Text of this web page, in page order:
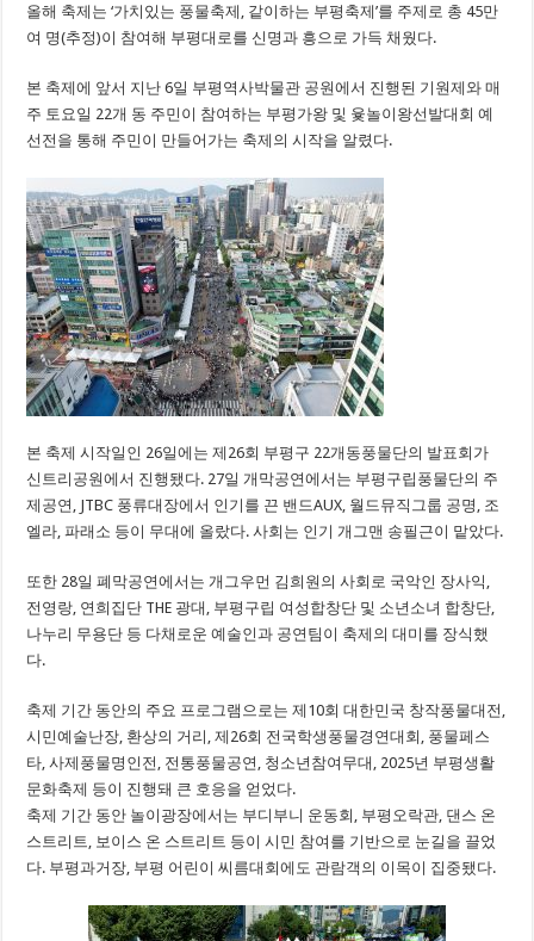
올해 축제는 ‘가치있는 풍물축제, 같이하는 부평축제’를 주제로 총 45만
여 명(추정)이 참여해 부평대로를 신명과 흥으로 가득 채웠다.
본 축제에 앞서 지난 6일 부평역사박물관 공원에서 진행된 기원제와 매
주 토요일 22개 동 주민이 참여하는 부평가왕 및 윷놀이왕선발대회 예
선전을 통해 주민이 만들어가는 축제의 시작을 알렸다.
본 축제 시작일인 26일에는 제26회 부평구 22개동풍물단의 발표회가
신트리공원에서 진행됐다. 27일 개막공연에서는 부평구립풍물단의 주
제공연, JTBC 풍류대장에서 인기를 끈 밴드AUX, 월드뮤직그룹 공명, 조
엘라, 파래소 등이 무대에 올랐다. 사회는 인기 개그맨 송필근이 맡았다.
또한 28일 폐막공연에서는 개그우먼 김희원의 사회로 국악인 장사익,
전영랑, 연희집단 THE 광대, 부평구립 여성합창단 및 소년소녀 합창단,
나누리 무용단 등 다채로운 예술인과 공연팀이 축제의 대미를 장식했
다.
축제 기간 동안의 주요 프로그램으로는 제10회 대한민국 창작풍물대전,
시민예술난장, 환상의 거리, 제26회 전국학생풍물경연대회, 풍물페스
타, 사제풍물명인전, 전통풍물공연, 청소년참여무대, 2025년 부평생활
문화축제 등이 진행돼 큰 호응을 얻었다.
축제 기간 동안 놀이광장에서는 부디부니 운동회, 부평오락관, 댄스 온
스트리트, 보이스 온 스트리트 등이 시민 참여를 기반으로 눈길을 끌었
다. 부평과거장, 부평 어린이 씨름대회에도 관람객의 이목이 집중됐다.